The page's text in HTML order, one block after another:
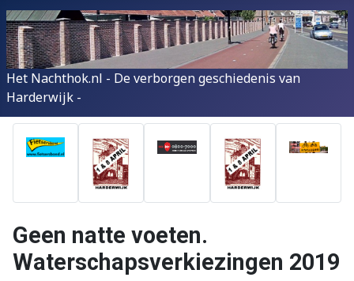
Het Nachthok.nl - De verborgen geschiedenis van
Harderwijk -
Geen natte voeten.
Waterschapsverkiezingen 2019